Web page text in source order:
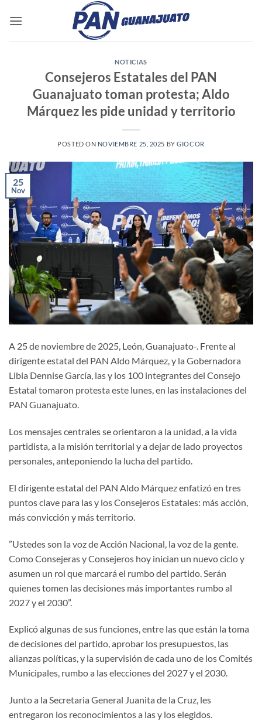
NOTICIAS
Consejeros Estatales del PAN
Guanajuato toman protesta; Aldo
Márquez les pide unidad y territorio
POSTED ON NOVIEMBRE 25, 2025 BYGIOCOR
25
Nov
A 25 de noviembre de 2025, León, Guanajuato-. Frente al
dirigente estatal del PAN Aldo Márquez, y la Gobernadora
Libia Dennise García, las y los 100 integrantes del Consejo
Estatal tomaron protesta este lunes, en las instalaciones del
PAN Guanajuato.
Los mensajes centrales se orientaron a la unidad, a la vida
partidista, a la misión territorial y a dejar de lado proyectos
personales, anteponiendo la lucha del partido.
El dirigente estatal del PAN Aldo Márquez enfatizó en tres
puntos clave para las y los Consejeros Estatales: más acción,
más convicción y más territorio.
”Ustedes son la voz de Acción Nacional, la voz de la gente.
Como Consejeras y Consejeros hoy inician un nuevo ciclo y
asumen un rol que marcará el rumbo del partido. Serán
quienes tomen las decisiones más importantes rumbo al
2027 y el 2030”.
Explicó algunas de sus funciones, entre las que están la toma
de decisiones del partido, aprobar los presupuestos, las
alianzas políticas, y la supervisión de cada uno de los Comités
Municipales, rumbo a las elecciones del 2027 y el 2030.
Junto a la Secretaria General Juanita de la Cruz, les
entregaron los reconocimientos a las y los elegidos.